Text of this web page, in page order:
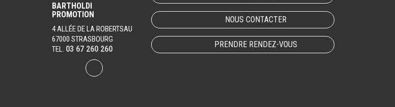
BARTHOLDI
PROMOTION
4 ALLÉE DE LA ROBERTSAU
67000 STRASBOURG
TEL. 03 67 260 260
NOUS CONTACTER
PRENDRE RENDEZ-VOUS